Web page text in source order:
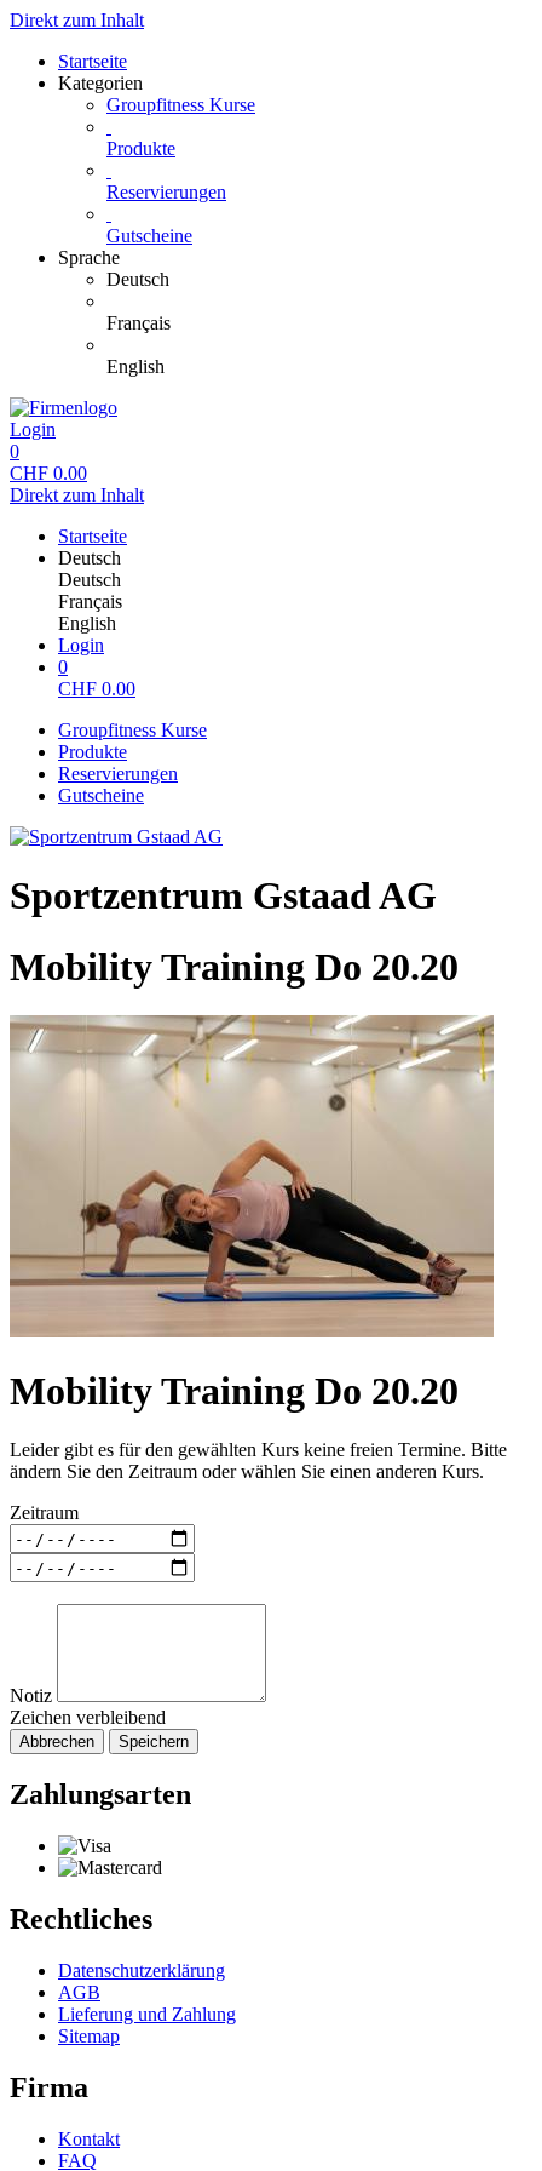
Direkt zum Inhalt
Startseite
Kategorien
Groupfitness Kurse
Produkte
Reservierungen
Gutscheine
Sprache
Deutsch
Français
English
Login
0
CHF 0.00
Direkt zum Inhalt
Startseite
Deutsch
Deutsch
Français
English
Login
0
CHF 0.00
Groupfitness Kurse
Produkte
Reservierungen
Gutscheine
Sportzentrum Gstaad AG
Mobility Training Do 20.20
Mobility Training Do 20.20
Leider gibt es für den gewählten Kurs keine freien Termine. Bitte
ändern Sie den Zeitraum oder wählen Sie einen anderen Kurs.
Zeitraum
Notiz
Zeichen verbleibend
Abbrechen Speichern
Zahlungsarten
Rechtliches
Datenschutzerklärung
AGB
Lieferung und Zahlung
Sitemap
Firma
Kontakt
FAQ